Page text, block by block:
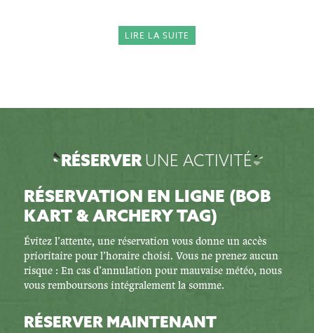
LIRE LA SUITE
RÉSERVER UNE ACTIVITÉ
RÉSERVATION EN LIGNE (BOB
KART & ARCHERY TAG)
Évitez l’attente, une réservation vous donne un accès
prioritaire pour l’horaire choisi. Vous ne prenez aucun
risque : En cas d’annulation pour mauvaise météo, nous
vous remboursons intégralement la somme.
RÉSERVER MAINTENANT